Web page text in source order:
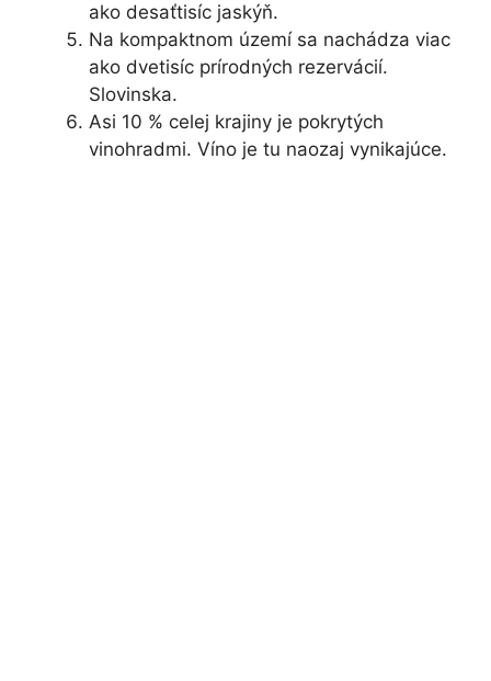
ako desaťtisíc jaskýň.
Na kompaktnom území sa nachádza viac
ako dvetisíc prírodných rezervácií.
Slovinska.
Asi 10 % celej krajiny je pokrytých
vinohradmi. Víno je tu naozaj vynikajúce.